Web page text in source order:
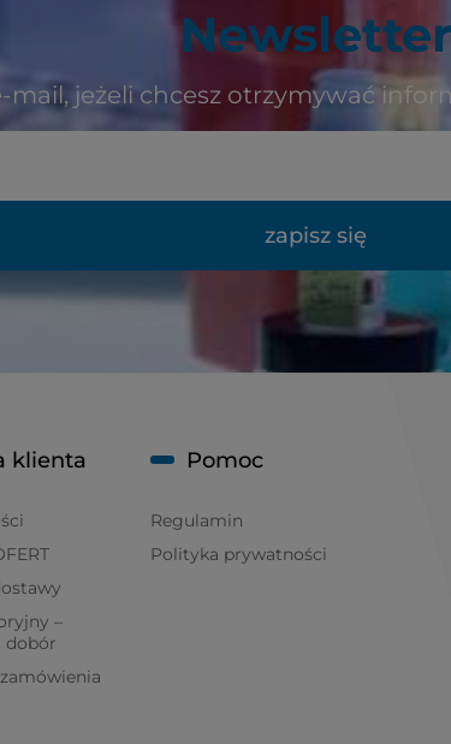
Newsletter
mail, jeżeli chcesz otrzymywać
zapisz się
klienta
–
dobór
Pomoc
Regulamin
Polityka prywatności